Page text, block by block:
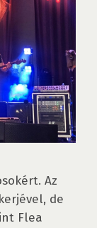
Az
de
Flea